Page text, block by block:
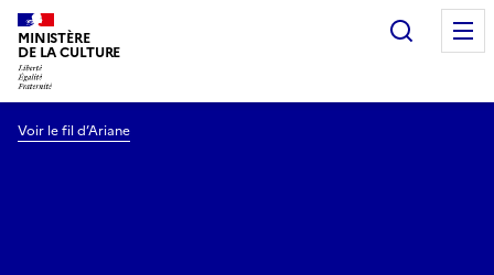
MINISTÈRE
DE LA CULTURE
Voir le fil d’Ariane